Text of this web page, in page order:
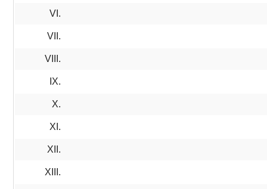
VI.
VII.
VIII.
IX.
X.
XI.
XII.
XIII.